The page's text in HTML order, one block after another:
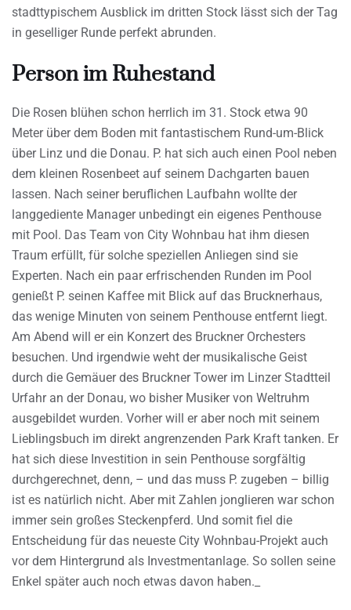
stadttypischem Ausblick im dritten Stock lässt sich der Tag
in geselliger Runde perfekt abrunden.
Person im Ruhestand
Die Rosen blühen schon herrlich im 31. Stock etwa 90
Meter über dem Boden mit fantastischem Rund-um-Blick
über Linz und die Donau. P. hat sich auch einen Pool neben
dem kleinen Rosenbeet auf seinem Dachgarten bauen
lassen. Nach seiner beruflichen Laufbahn wollte der
langgediente Manager unbedingt ein eigenes Penthouse
mit Pool. Das Team von City Wohnbau hat ihm diesen
Traum erfüllt, für solche speziellen Anliegen sind sie
Experten. Nach ein paar erfrischenden Runden im Pool
genießt P. seinen Kaffee mit Blick auf das Brucknerhaus,
das wenige Minuten von seinem Penthouse entfernt liegt.
Am Abend will er ein Konzert des Bruckner Orchesters
besuchen. Und irgendwie weht der musikalische Geist
durch die Gemäuer des Bruckner Tower im Linzer Stadtteil
Urfahr an der Donau, wo bisher Musiker von Weltruhm
ausgebildet wurden. Vorher will er aber noch mit seinem
Lieblingsbuch im direkt angrenzenden Park Kraft tanken. Er
hat sich diese Investition in sein Penthouse sorgfältig
durchgerechnet, denn, – und das muss P. zugeben – billig
ist es natürlich nicht. Aber mit Zahlen jonglieren war schon
immer sein großes Steckenpferd. Und somit fiel die
Entscheidung für das neueste City Wohnbau-Projekt auch
vor dem Hintergrund als Investmentanlage. So sollen seine
Enkel später auch noch etwas davon haben._